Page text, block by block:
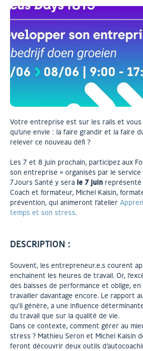
Votre entreprise est sur les rails et vous
qu’une envie : la faire grandir et la faire
relever ce nouveau défi ?
Les 7 et 8 juin prochain, participez aux
son entreprise » organisés par le service
7Jours Santé y sera le 7 juin représenté
Coach et formateur, Michel Kaisin,
prévention, qui animeront l’atelier
temps et son stress.
DESCRIPTION :
Souvent, les entrepreneur.e.s courent
enchaînent les heures de travail. Or,
des baisses de performance et oblige,
travailler davantage encore. Le rapport
qu’il génère, a une influence
du travail que sur la qualité de vie.
Dans ce contexte, comment gérer au
stress ? Mathieu Seron et Michel Kaisin
feront découvrir deux outils